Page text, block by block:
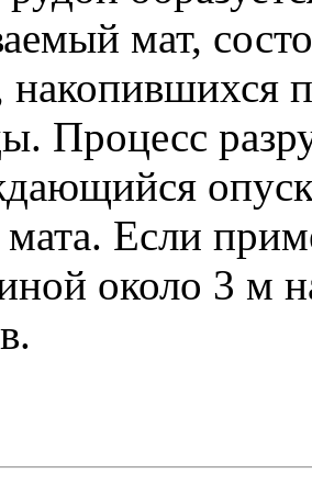
мат,
Процесс
мата. Если
около 3 м